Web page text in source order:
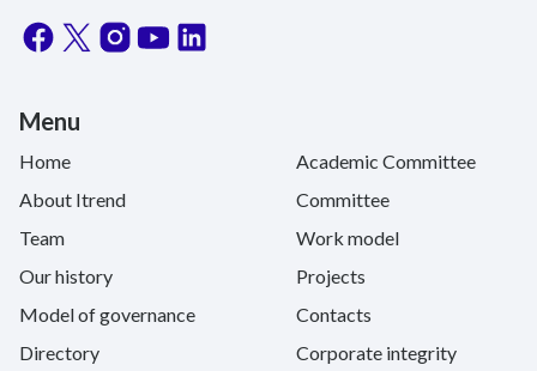
Menu
Home
About Itrend
Team
Our history
Model of governance
Directory
Academic Committee
Committee
Work model
Projects
Contacts
Corporate integrity